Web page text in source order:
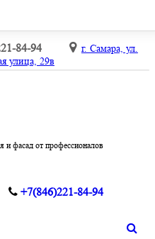
84-94
г. Самара, ул.
улица, 29в
и фасад от профессионалов
+7(846)221-84-94